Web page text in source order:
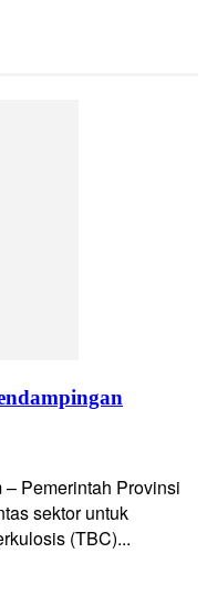
Pemerintah Provinsi
sektor untuk
(TBC)...